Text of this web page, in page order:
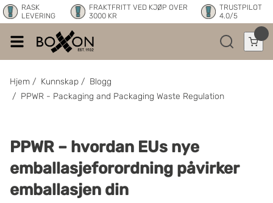
RASK
LEVERING
FRAKTFRITT VED KJØP OVER
3000 KR
TRUSTPILOT
4.0/5
Hjem / Kunnskap / Blogg
/ PPWR - Packaging and Packaging Waste Regulation
PPWR – hvordan EUs nye
emballasjeforordning påvirker
emballasjen din